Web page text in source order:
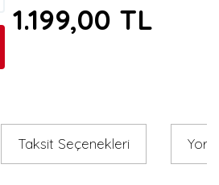
1.199,00 TL
Taksit Seçenekleri